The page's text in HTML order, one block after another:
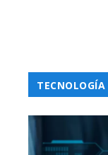
TECNOLOGÍA